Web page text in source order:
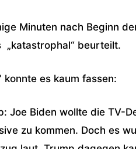
Minuten nach Beginn
beurteilt.
konnte es kaum fassen:
Joe Biden wollte die TV-
zu kommen. Doch es